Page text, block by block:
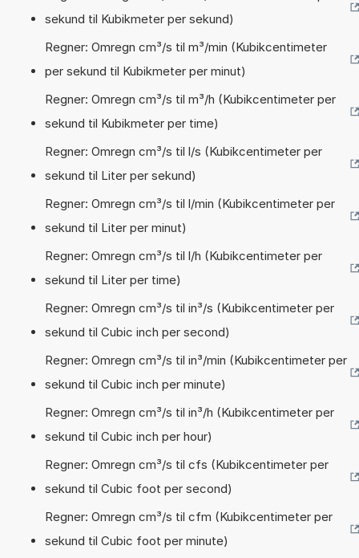
sekund til Kubikmeter per sekund)
Regner: Omregn cm³/s til m³/min (Kubikcentimeter
per sekund til Kubikmeter per minut)
Regner: Omregn cm³/s til m³/h (Kubikcentimeter per
sekund til Kubikmeter per time)
Regner: Omregn cm³/s til l/s (Kubikcentimeter per
sekund til Liter per sekund)
Regner: Omregn cm³/s til l/min (Kubikcentimeter per
sekund til Liter per minut)
Regner: Omregn cm³/s til l/h (Kubikcentimeter per
sekund til Liter per time)
Regner: Omregn cm³/s til in³/s (Kubikcentimeter per
sekund til Cubic inch per second)
Regner: Omregn cm³/s til in³/min (Kubikcentimeter per
sekund til Cubic inch per minute)
Regner: Omregn cm³/s til in³/h (Kubikcentimeter per
sekund til Cubic inch per hour)
Regner: Omregn cm³/s til cfs (Kubikcentimeter per
sekund til Cubic foot per second)
Regner: Omregn cm³/s til cfm (Kubikcentimeter per
sekund til Cubic foot per minute)